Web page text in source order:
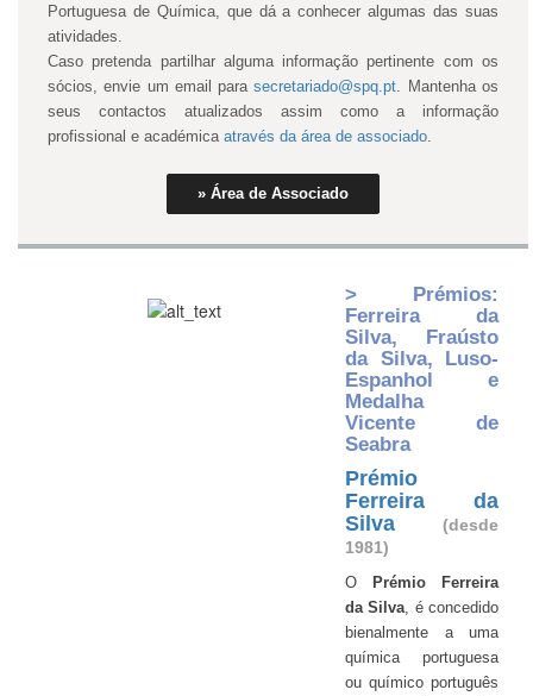
Portuguesa de Química, que dá a conhecer algumas das suas
atividades.
Caso pretenda partilhar alguma informação pertinente com os
sócios, envie um email parasecretariado@spq.pt . Mantenha os
seus contactos atualizados assim como a informação
profissional e académica através da área de associado
» Área de Associado
> Prémios:
Ferreira da
Silva, Fraústo
da Silva, Luso-
Espanhol e
Medalha
Vicente de
Seabra
Prémio
Ferreira da
Silva
(desde
1981)
O Prémio Ferreira
da Silva , é concedido
bienalmente a uma
química portuguesa
ou químico português